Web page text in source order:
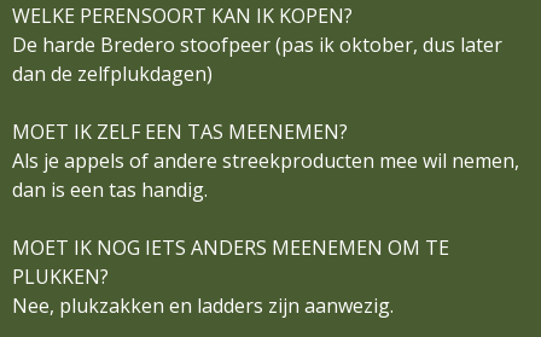
WELKE PERENSOORT KAN IK KOPEN?
De harde Bredero stoofpeer (pas ik oktober, dus later
dan de zelfplukdagen)
MOET IK ZELF EEN TAS MEENEMEN?
Als je appels of andere streekproducten mee wil nemen,
dan is een tas handig.
MOET IK NOG IETS ANDERS MEENEMEN OM TE
PLUKKEN?
Nee, plukzakken en ladders zijn aanwezig.